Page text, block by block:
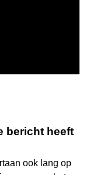
bericht heeft
ook lang op